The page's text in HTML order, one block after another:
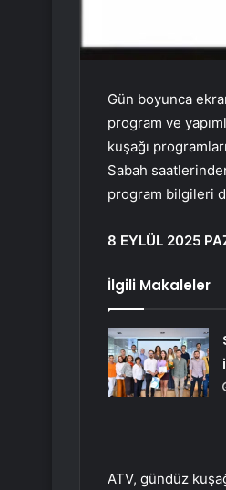
Gün boyunca
program ve
kuşağı
Sabah
program bilgileri
8 EYLÜL 2025
İlgili Makaleler
ATV, gündüz